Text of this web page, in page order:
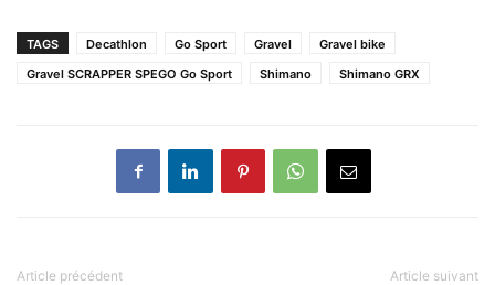
TAGS Decathlon Go Sport Gravel
Gravel bike
Gravel SCRAPPER SPEGO Go Sport
Shimano Shimano GRX
Article précédent Article suivant